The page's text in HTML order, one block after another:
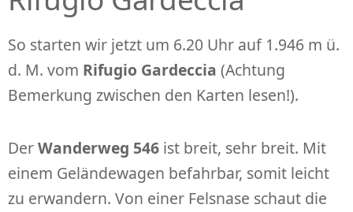
So starten wir jetzt um 6.20 Uhr auf 1.946 m ü.
d. M. vom Rifugio Gardeccia (Achtung
Bemerkung zwischen den Karten lesen!).
DerWanderweg 546 ist breit, sehr breit. Mit
einem Geländewagen befahrbar, somit leicht
zu erwandern. Von einer Felsnase schaut die